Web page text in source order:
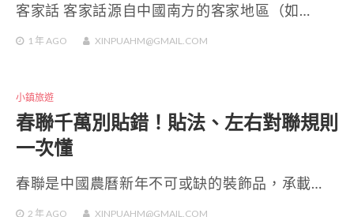
客家話 客家話源自中國南方的客家地區（如…
1 年 AGO XINPUAHM@GMAIL.COM
小鎮旅遊
春聯千萬別貼錯！貼法、左右對聯規則
一次懂
春聯是中國農曆新年不可或缺的裝飾品，承載…
2 年 AGO XINPUAHM@GMAIL.COM